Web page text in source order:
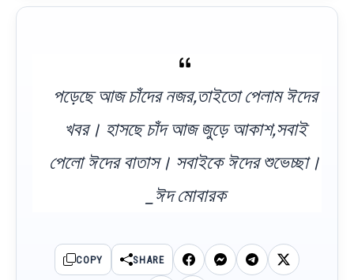
পড়েছে আজ চাঁদের নজর,তাইতো পেলাম ঈদের
খবর। হাসছে চাঁদ আজ জুড়ে আকাশ,সবাই
পেলো ঈদের বাতাস। সবাইকে ঈদের শুভেচ্ছা।
_ঈদ মোবারক
COPY SHARE